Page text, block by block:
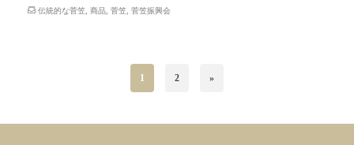
伝統的な菅笠 商品 菅笠 菅笠振興会
1 2 »